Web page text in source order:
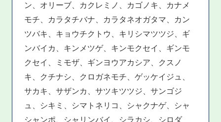
ン、オリーブ、カクレミノ、カゴノキ、カナメ
モチ、カラタチバナ、カラタネオガタマ、カン
ツバキ、キョウチクトウ、キリシマツツジ、ギ
ンバイカ、キンメツゲ、キンモクセイ、ギンモ
クセイ、ミモザ、ギンヨウアカシア、クスノ
キ、クチナシ、クロガネモチ、ゲッケイジュ、
サカキ、サザンカ、サツキツツジ、サンゴジ
ュ、シキミ、シマトネリコ、シャクナゲ、シャ
シャンポ、シャリンバイ、シラカシ、シロダ